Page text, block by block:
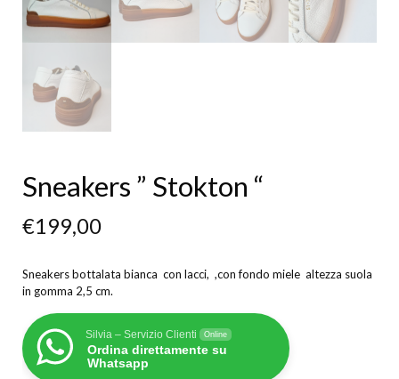
Sneakers ” Stokton “
€199,00
Sneakers bottalata bianca con lacci, ,con fondo miele altezza suola
in gomma 2,5 cm.
Silvia – Servizio Clienti Online
Ordina direttamente su
Whatsapp